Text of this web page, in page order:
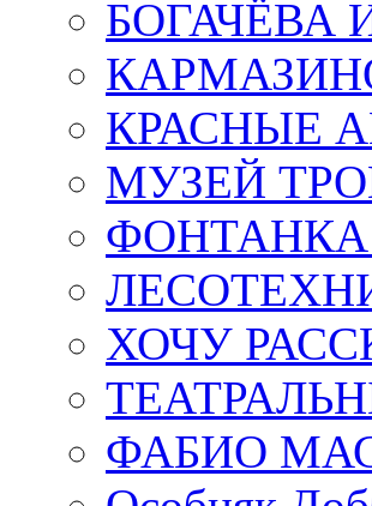
БОГАЧЁВА
КРАСНЫЕ
МУЗЕЙ
ФОНТАНКА
ХОЧУ
ФАБИО